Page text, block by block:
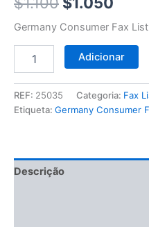
Germany Consumer Fax List
Adicionar
REF: 25035 Categoria: Fax
Etiqueta: Germany Consumer
Descrição